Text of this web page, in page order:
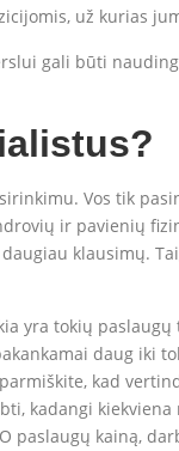
už kurias
gali būti
Vos tik
ir pavienių
klausimų.
yra tokių
daug iki
kad
kadangi
paslaugų kainą,